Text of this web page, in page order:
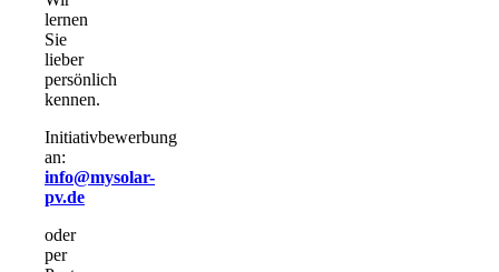
lernen
Sie
lieber
persönlich
kennen.
Initiativbewerbung
an:
info@mysolar-
pv.de
oder
per